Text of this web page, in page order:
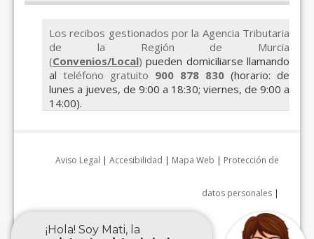
Los recibos gestionados por la Agencia Tributaria
de la Región de Murcia
(Convenios/Local)pueden domiciliarse llamando
al teléfono gratuito 900 878 830 (horario: de
lunes a jueves, de 9:00 a 18:30; viernes, de 9:00 a
14:00).
Aviso Legal | Accesibilidad | Mapa Web | Protección de
datos personales |